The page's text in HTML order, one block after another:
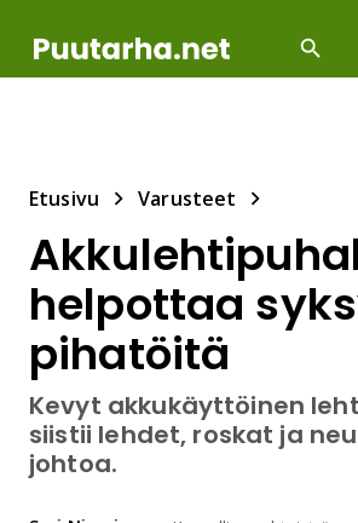
Etusivu Varusteet
helpottaa
pihatöitä
Kevyt akkukäyttöinen
siistii lehdet, roskat ja
johtoa.